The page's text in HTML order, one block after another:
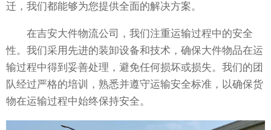
迁，我们都能够为您提供全面的解决方案。
在吉安大件物流公司，我们注重运输过程中的安全
性。我们采用先进的装卸设备和技术，确保大件物品在运
输过程中得到妥善处理，避免任何损坏或损失。我们的团
队经过严格的培训，熟悉并遵守运输安全标准，以确保货
物在运输过程中始终保持安全。